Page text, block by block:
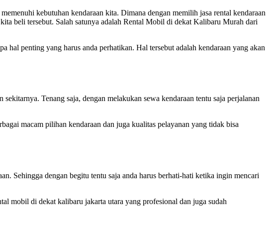
kebutuhan kendaraan kita. Dimana dengan memilih jasa rental kendaraan
beli tersebut. Salah satunya adalah Rental Mobil di dekat Kalibaru Murah dari
hal penting yang harus anda perhatikan. Hal tersebut adalah kendaraan yang akan
Tenang saja, dengan melakukan sewa kendaraan tentu saja perjalanan
macam pilihan kendaraan dan juga kualitas pelayanan yang tidak bisa
Sehingga dengan begitu tentu saja anda harus berhati-hati ketika ingin mencari
mobil di dekat kalibaru jakarta utara yang profesional dan juga sudah